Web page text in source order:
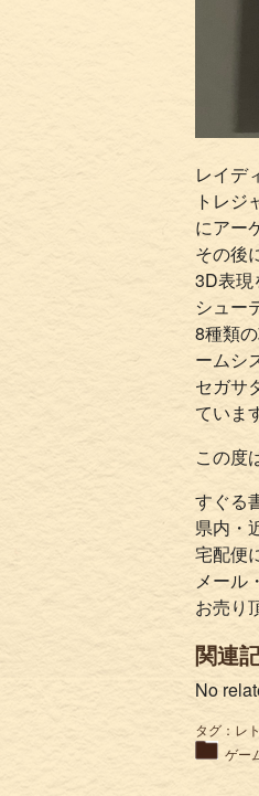
レイデ
トレジ
にアー
その後
3D表現
シュー
8種類
ームシ
セガサ
ていま
この度
すぐる
県内・
宅配便
メール
お売り
関連
No
タグ： レ
ゲー